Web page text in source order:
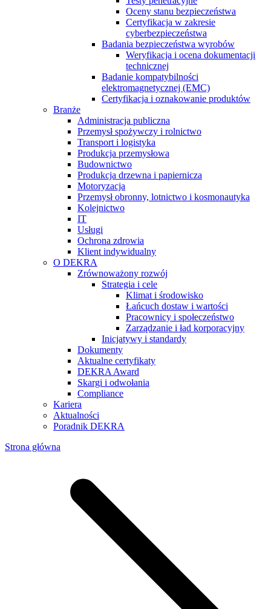
Oceny stanu bezpieczeństwa
Certyfikacja w zakresie
cyberbezpieczeństwa
Badania bezpieczeństwa wyrobów
Weryfikacja i ocena dokumentacji
technicznej
Badanie kompatybilności
elektromagnetycznej (EMC)
Certyfikacja i oznakowanie produktów
Branże
Administracja publiczna
Przemysł spożywczy i rolnictwo
Transport i logistyka
Produkcja przemysłowa
Budownictwo
Produkcja drzewna i papiernicza
Motoryzacja
Przemysł obronny, lotnictwo i kosmonautyka
Kolejnictwo
IT
Usługi
Ochrona zdrowia
Klient indywidualny
O DEKRA
Zrównoważony rozwój
Strategia i cele
Klimat i środowisko
Łańcuch dostaw i wartości
Pracownicy i społeczeństwo
Zarządzanie i ład korporacyjny
Inicjatywy i standardy
Dokumenty
Aktualne certyfikaty
DEKRA Award
Skargi i odwołania
Compliance
Kariera
Aktualności
Poradnik DEKRA
Strona główna